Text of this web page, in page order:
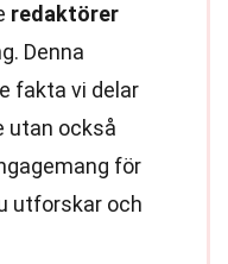
redaktörer
Denna
fakta vi delar
utan också
för
utforskar och